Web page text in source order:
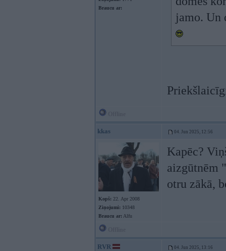
Braucu ar:
jamo. Un
kkas 04. Jun 2025, 12:56
Kopš: 22. Apr 2008
Ziņojumi: 10348
Braucu ar: Alfu
Kapēc?
aizgūtnēm
otru zākā,
RVR 04. Jun 2025, 13:16